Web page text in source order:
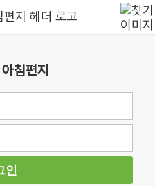
침편지
인